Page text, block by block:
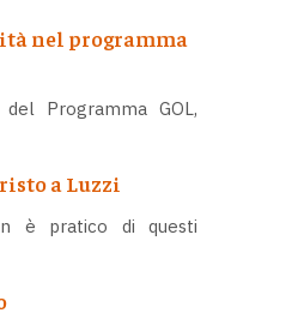
nel programma
Programma GOL,
a Luzzi
è pratico di questi